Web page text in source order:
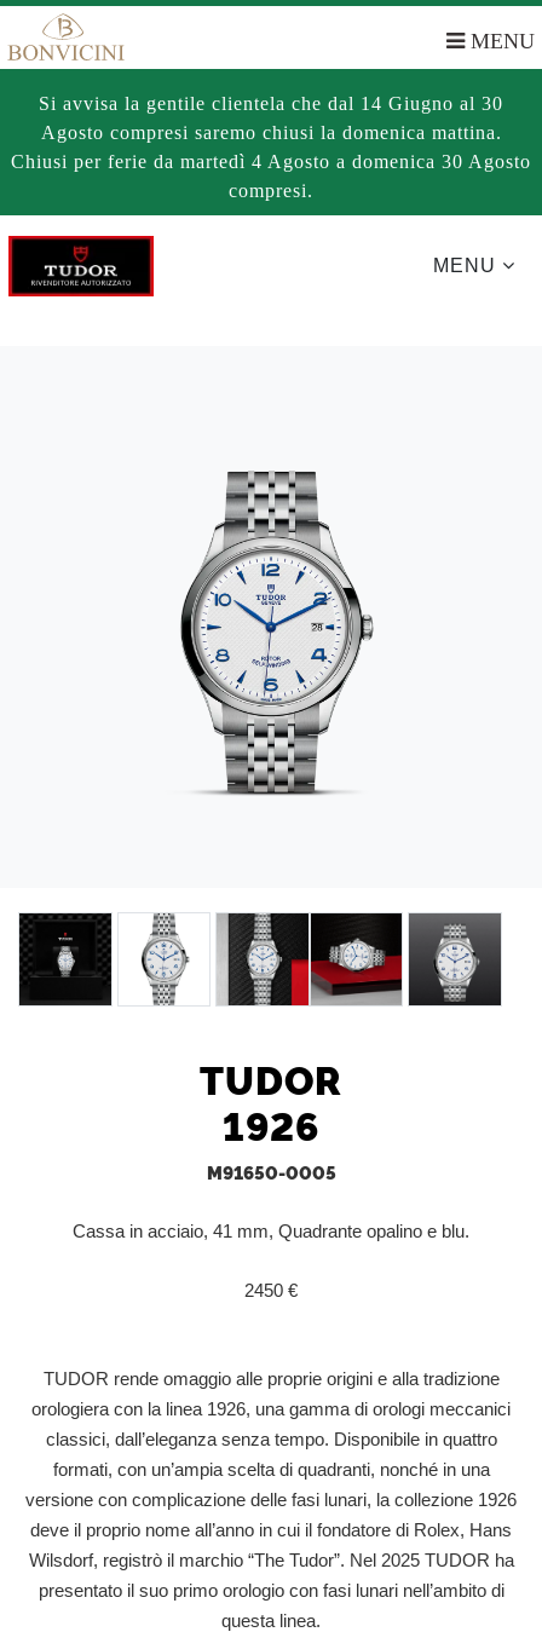
MENU
Si avvisa la gentile clientela che dal 14 Giugno al 30
Agosto compresi saremo chiusi la domenica mattina.
Chiusi per ferie da martedì 4 Agosto a domenica 30 Agosto
compresi.
MENU
TUDOR
1926
M91650-0005
Cassa in acciaio, 41 mm, Quadrante opalino e blu.
2450 €
TUDOR rende omaggio alle proprie origini e alla tradizione
orologiera con la linea 1926, una gamma di orologi meccanici
classici, dall’eleganza senza tempo. Disponibile in quattro
formati, con un’ampia scelta di quadranti, nonché in una
versione con complicazione delle fasi lunari, la collezione 1926
deve il proprio nome all’anno in cui il fondatore di Rolex, Hans
Wilsdorf, registrò il marchio “The Tudor”. Nel 2025 TUDOR ha
presentato il suo primo orologio con fasi lunari nell’ambito di
questa linea.